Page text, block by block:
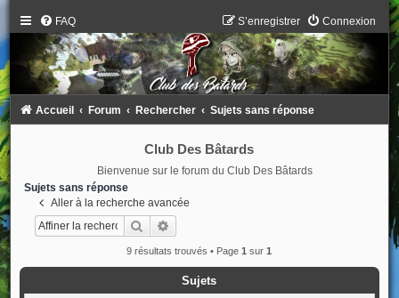
FAQ Connexion
S’enregistrer
Accueil Forum Rechercher Sujets sans réponse
Club Des Bâtards
Bienvenue sur le forum du Club Des Bâtards
Sujets sans réponse
Aller à la recherche avancée
Rechercher
9 résultats trouvés • Page1 sur1
Sujets